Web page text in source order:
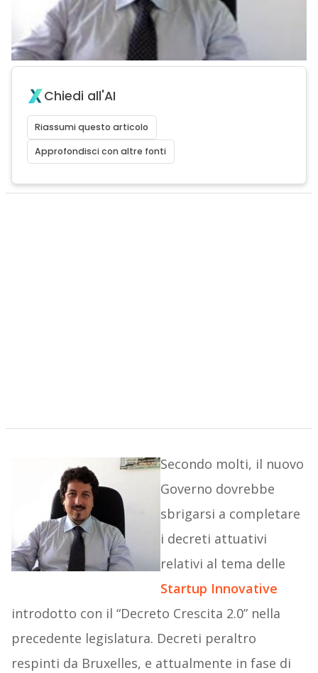
Chiedi all'AI
Riassumi questo articolo
Approfondisci con altre fonti
Secondo molti, il nuovo
Governo dovrebbe
sbrigarsi a completare
i decreti attuativi
relativi al tema delle
Startup Innovative
introdotto con il “Decreto Crescita 2.0” nella
precedente legislatura. Decreti peraltro
respinti da Bruxelles, e attualmente in fase di